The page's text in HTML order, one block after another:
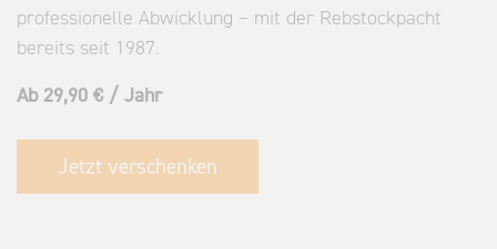
professionelle Abwicklung – mit der Rebstockpacht
bereits seit 1987.
Ab 29,90 € / Jahr
Jetzt verschenken